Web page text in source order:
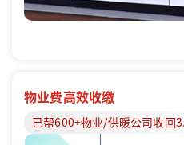
物业费高效收缴
已帮600+物业/供暖公司收回